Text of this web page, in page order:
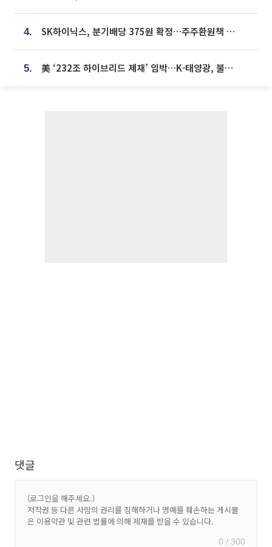
4. SK하이닉스, 분기배당 375원 확정…주주환원책 9월로 앞당겨 발표
5. 美 ‘232조 하이브리드 제재’ 임박…K-태양광, 불확실성 털고 날개 다나
댓글
0 / 300